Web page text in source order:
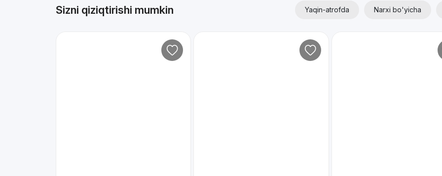
Sizni qiziqtirishi mumkin Yaqin-atrofda Narxi bo'yicha